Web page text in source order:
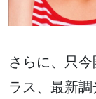
さらに、只
ラス、最新